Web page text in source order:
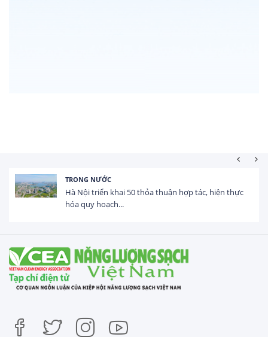
HOẠT ĐỘNG ĐẦU TƯ
Tổng vốn FDI đăng ký vào Việt Nam đạt gần 25 tỷ
USD trong 5 tháng...